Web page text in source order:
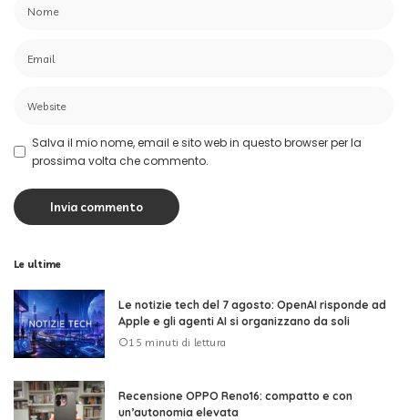
Salva il mio nome, email e sito web in questo browser per la
prossima volta che commento.
Le ultime
Le notizie tech del 7 agosto: OpenAI risponde ad
Apple e gli agenti AI si organizzano da soli
15 minuti di lettura
Recensione OPPO Reno16: compatto e con
un’autonomia elevata